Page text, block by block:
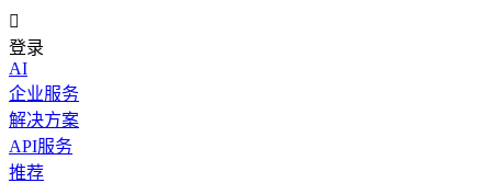

登录
AI
企业服务
解决方案
API服务
推荐